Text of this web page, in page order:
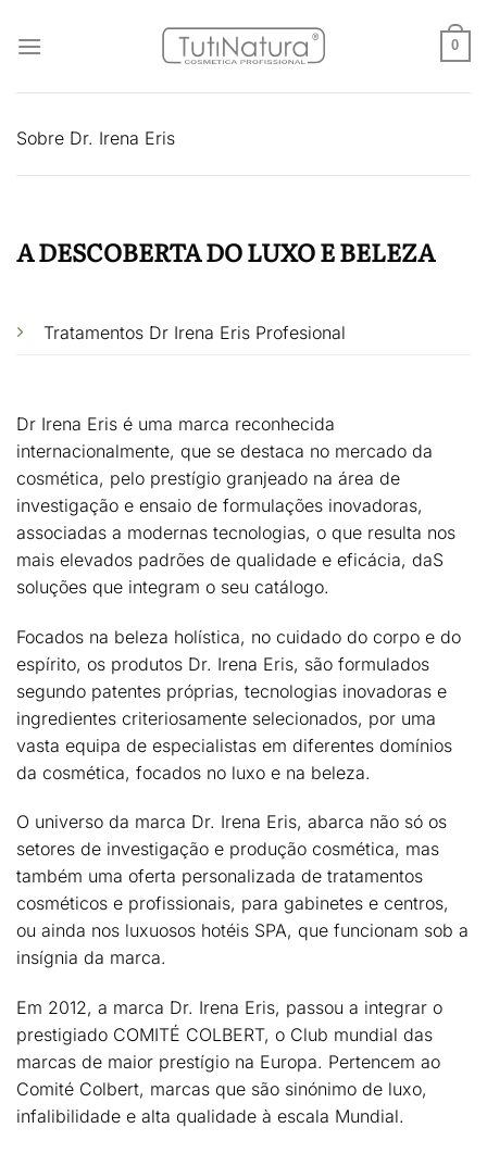
0
Sobre Dr. Irena Eris
A DESCOBERTA DO LUXO E BELEZA
Tratamentos Dr Irena Eris Profesional
Dr Irena Eris é uma marca reconhecida
internacionalmente, que se destaca no mercado da
cosmética, pelo prestígio granjeado na área de
investigação e ensaio de formulações inovadoras,
associadas a modernas tecnologias, o que resulta nos
mais elevados padrões de qualidade e eficácia, daS
soluções que integram o seu catálogo.
Focados na beleza holística, no cuidado do corpo e do
espírito, os produtos Dr. Irena Eris, são formulados
segundo patentes próprias, tecnologias inovadoras e
ingredientes criteriosamente selecionados, por uma
vasta equipa de especialistas em diferentes domínios
da cosmética, focados no luxo e na beleza.
O universo da marca Dr. Irena Eris, abarca não só os
setores de investigação e produção cosmética, mas
também uma oferta personalizada de tratamentos
cosméticos e profissionais, para gabinetes e centros,
ou ainda nos luxuosos hotéis SPA, que funcionam sob a
insígnia da marca.
Em 2012, a marca Dr. Irena Eris, passou a integrar o
prestigiado COMITÉ COLBERT, o Club mundial das
marcas de maior prestígio na Europa. Pertencem ao
Comité Colbert, marcas que são sinónimo de luxo,
infalibilidade e alta qualidade à escala Mundial.